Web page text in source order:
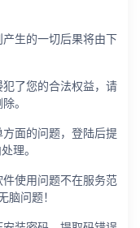
生的一切后果将由下
了您的合法权益，请
。
面的问题，登陆后提
理。
使用问题不在服务范
脑问题！